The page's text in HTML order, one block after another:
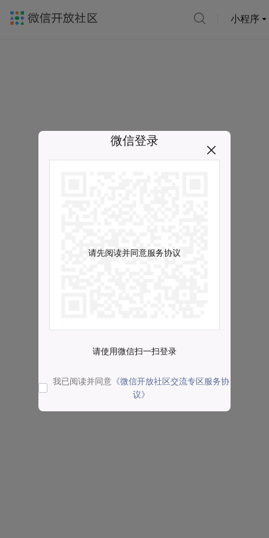
小程序
微信登录
请先阅读并同意服务协议
请使用微信扫一扫登录
我已阅读并同意 《微信开放社区交流专区服务协
议》